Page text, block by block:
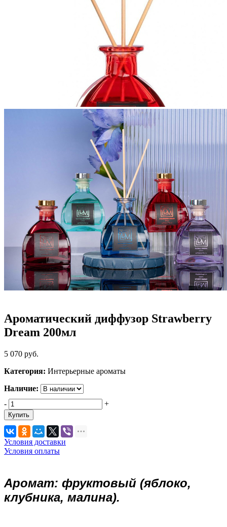
Ароматический диффузор Strawberry
Dream 200мл
5 070 руб.
Категория: Интерьерные ароматы
Наличие:
-
+
Купить
Условия доставки
Условия оплаты
Аромат: фруктовый (яблоко,
клубника, малина).